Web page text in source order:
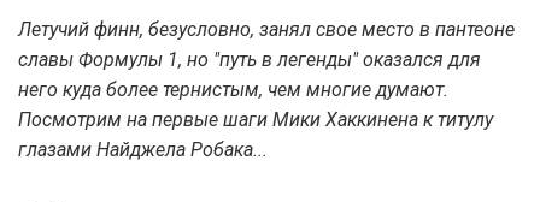
Летучий финн, безусловно, занял свое место в пантеоне
славы Формулы 1, но "путь в легенды" оказался для
него куда более тернистым, чем многие думают.
Посмотрим на первые шаги Мики Хаккинена к титулу
глазами Найджела Робака...